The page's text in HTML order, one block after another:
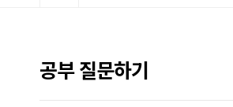
뉴
공부 질문하기